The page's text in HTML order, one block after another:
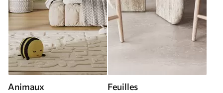
Animaux Feuilles